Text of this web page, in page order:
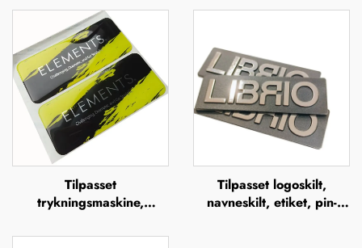
Tilpasset
trykningsmaskine,
polyurethan-etiketter,
Tilpasset logoskilt,
navneskilt, etiket, pin-